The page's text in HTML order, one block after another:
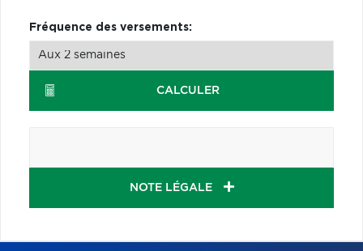
Fréquence des versements:
CALCULER
NOTE LÉGALE